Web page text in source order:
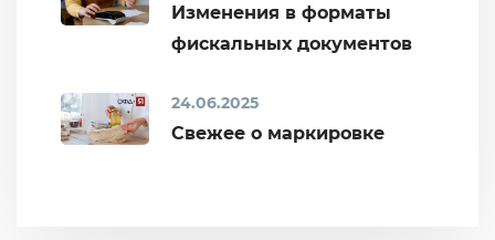
Изменения в форматы
фискальных документов
24.06.2025
Свежее о маркировке